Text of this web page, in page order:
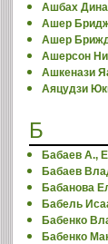
Ашбах Дина
Ашер
Ашер
Ашерсон
Ашкенази
Аяцудзи
Б
Бабаев А.,
Бабаев
Бабанова
Бабель
Бабенко
Бабенко